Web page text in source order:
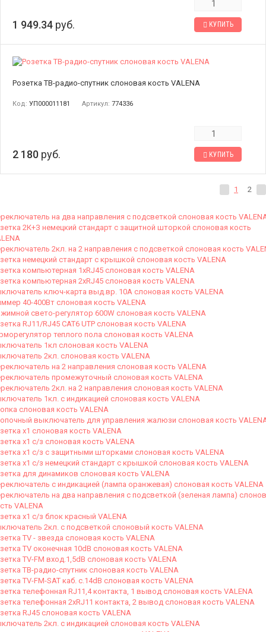
1 949.34 руб. КУПИТЬ
Розетка ТВ-радио-спутник слоновая кость VALENA
Код: УП000011181 Артикул: 774336
2 180 руб. КУПИТЬ
1 2
на два направления с подсветкой слоновая кость
2К+З немецкий стандарт с защитной шторкой слоновая кость
2кл. на 2 направления с подсветкой слоновая кость
немецкий стандарт с крышкой слоновая кость VALENA
компьютерная 1хRJ45 слоновая кость VALENA
компьютерная 2хRJ45 слоновая кость VALENA
ключ-карта выд.вр. 10А слоновая кость VALENA
40-400Вт слоновая кость VALENA
свето-регулятор 600W слоновая кость VALENA
RJ11/RJ45 CAT6 UTP слоновая кость VALENA
теплого пола слоновая кость VALENA
1кл слоновая кость VALENA
2кл. слоновая кость VALENA
на 2 направления слоновая кость VALENA
промежуточный слоновая кость VALENA
2кл. на 2 направления слоновая кость VALENA
1кл. с индикацией слоновая кость VALENA
слоновая кость VALENA
выключатель для управления жалюзи слоновая кость
х1 слоновая кость VALENA
х1 с/з слоновая кость VALENA
х1 с/з с защитными шторками слоновая кость VALENA
х1 с/з немецкий стандарт с крышкой слоновая кость VALENA
для динамиков слоновая кость VALENA
с индикацией (лампа оранжевая) слоновая кость VALENA
на два направления с подсветкой (зеленая лампа)
VALENA
х1 с/з блок красный VALENA
2кл. с подсветкой слоновый кость VALENA
TV - звезда слоновая кость VALENA
TV оконечная 10dB слоновая кость VALENA
TV-FM вход.1,5dB слоновая кость VALENA
ТВ-радио-спутник слоновая кость VALENA
TV-FM-SAT каб. с.14dB слоновая кость VALENA
телефонная RJ11,4 контакта, 1 вывод слоновая кость VALENA
телефонная 2хRJ11 контакта, 2 вывод слоновая кость VALENA
RJ45 слоновая кость VALENA
2кл. с индикацией слоновая кость VALENA